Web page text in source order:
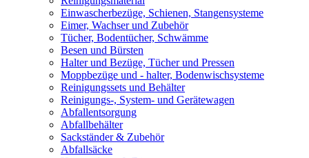
Einwascherbezüge, Schienen, Stangensysteme
Eimer, Wachser und Zubehör
Tücher, Bodentücher, Schwämme
Besen und Bürsten
Halter und Bezüge, Tücher und Pressen
Moppbezüge und - halter, Bodenwischsysteme
Reinigungssets und Behälter
Reinigungs-, System- und Gerätewagen
Abfallentsorgung
Abfallbehälter
Sackständer & Zubehör
Abfallsäcke